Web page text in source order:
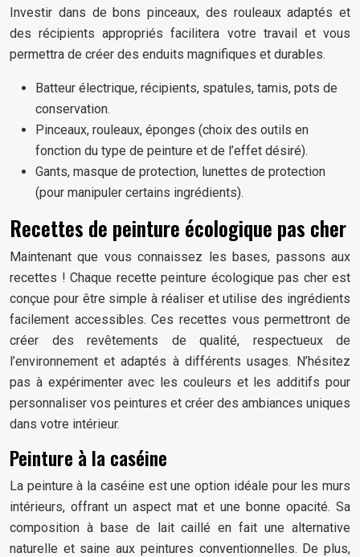
Investir dans de bons pinceaux, des rouleaux adaptés et
des récipients appropriés facilitera votre travail et vous
permettra de créer des enduits magnifiques et durables.
Batteur électrique, récipients, spatules, tamis, pots de
conservation.
Pinceaux, rouleaux, éponges (choix des outils en
fonction du type de peinture et de l’effet désiré).
Gants, masque de protection, lunettes de protection
(pour manipuler certains ingrédients).
Recettes de peinture écologique pas cher
Maintenant que vous connaissez les bases, passons aux
recettes ! Chaque recette peinture écologique pas cher est
conçue pour être simple à réaliser et utilise des ingrédients
facilement accessibles. Ces recettes vous permettront de
créer des revêtements de qualité, respectueux de
l’environnement et adaptés à différents usages. N’hésitez
pas à expérimenter avec les couleurs et les additifs pour
personnaliser vos peintures et créer des ambiances uniques
dans votre intérieur.
Peinture à la caséine
La peinture à la caséine est une option idéale pour les murs
intérieurs, offrant un aspect mat et une bonne opacité. Sa
composition à base de lait caillé en fait une alternative
naturelle et saine aux peintures conventionnelles. De plus,